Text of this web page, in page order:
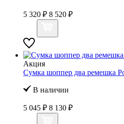
5 320 ₽ 8 520 ₽
Акция
Сумка шоппер два ремешка
В наличии
5 045 ₽ 8 130 ₽